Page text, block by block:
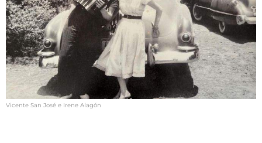
INICIAR SESIÓN
Vicente San José e Irene Alagón